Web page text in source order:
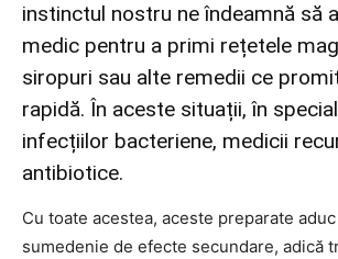
instinctul nostru ne îndeamnă să
medic pentru a primi rețetele
siropuri sau alte remedii ce
rapidă. În aceste situații, în
infecțiilor bacteriene, medicii
antibiotice.
Cu toate acestea, aceste preparate
sumedenie de efecte secundare, adică